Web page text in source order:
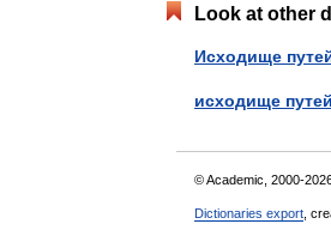
Look at other
Исходище
исходище путей
© Academic, 2000-
Dictionaries export ,